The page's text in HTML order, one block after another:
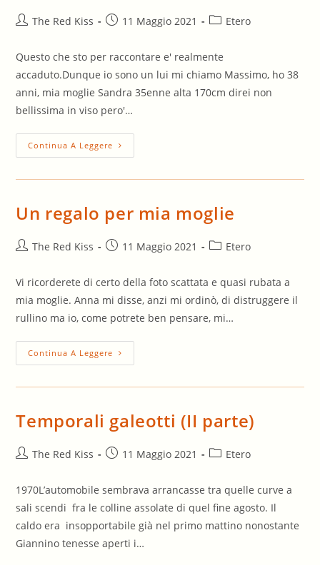
AutoreThe Red Kiss
Articolo11 Maggio 2021
Categoria
Etero
Questo che sto per raccontare e' realmente
accaduto.Dunque io sono un lui mi chiamo Massimo, ho 38
anni, mia moglie Sandra 35enne alta 170cm direi non
bellissima in viso pero'…
Continua A Leggere Moglie
O
Un regalo per mia moglie
AutoreThe Red Kiss
Articolo11 Maggio 2021
Categoria
Etero
Vi ricorderete di certo della foto scattata e quasi rubata a
mia moglie. Anna mi disse, anzi mi ordinò, di distruggere il
rullino ma io, come potrete ben pensare, mi…
Continua A Leggere Un
Regalo
Temporali galeotti (II parte)
AutoreThe Red Kiss
Articolo11 Maggio 2021
Categoria
Etero
1970L’automobile sembrava arrancasse tra quelle curve a
sali scendi fra le colline assolate di quel fine agosto. Il
caldo era insopportabile già nel primo mattino nonostante
Giannino tenesse aperti i…